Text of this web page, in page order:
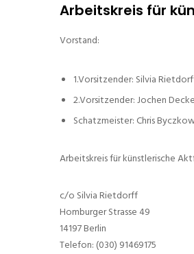
Arbeitskreis für
Vorstand:
1.Vorsitzender: Silvia
2.Vorsitzender: Jochen
Schatzmeister: Chris
Arbeitskreis für künstlerische
c/o Silvia Rietdorff
Homburger Strasse 49
14197 Berlin
Telefon: (030) 91469175